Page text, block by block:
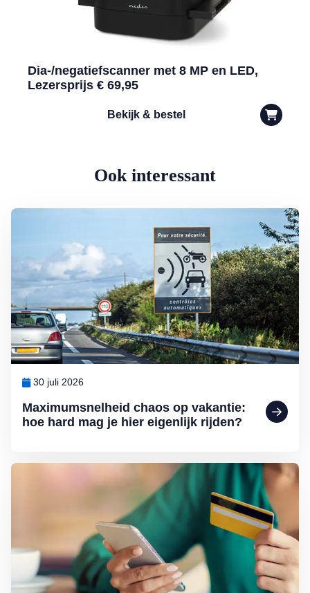
Dia-/negatiefscanner met 8 MP en LED,
Lezersprijs € 69,95
Bekijk & bestel
Ook interessant
Maximumsnelheid chaos op vakantie:
hoe hard mag je hier eigenlijk rijden?
30 juli 2026
Lees meer over Maximumsnelheid chaos op vakantie: hoe hard
Lees meer over Help, de bank-app werkt niet meer